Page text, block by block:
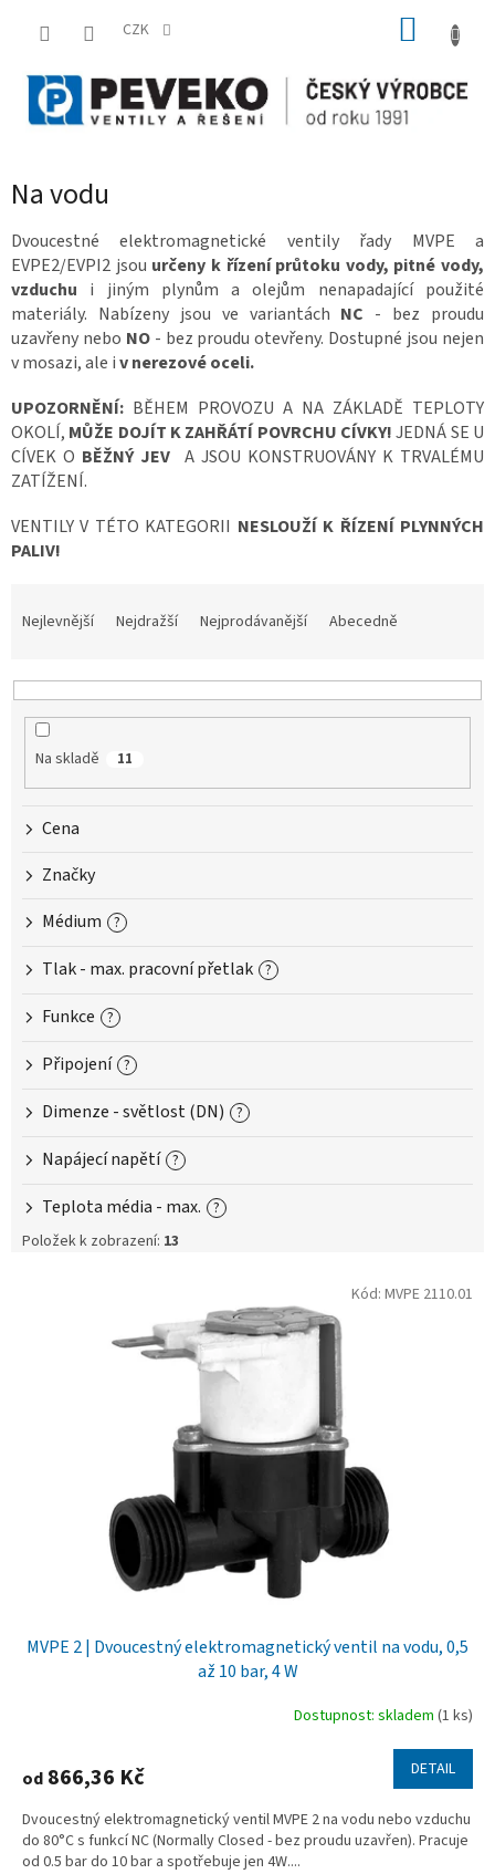
CZK
Na vodu
Dvoucestné elektromagnetické ventily řady MVPE a
EVPE2/EVPI2 jsou určeny k řízeníprůtoku vody, pitné vody,
vzduchu i jiným plynům a olejům nenapadající použité
materiály. Nabízeny jsou ve variantách NC - bez proudu
uzavřeny nebo NO- bez proudu otevřeny. Dostupné jsou nejen
v mosazi, ale iv nerezové oceli.
UPOZORNĚNÍ: BĚHEM PROVOZU A NA ZÁKLADĚ TEPLOTY
OKOLÍ, MŮŽE DOJÍT K ZAHŘÁTÍ POVRCHU CÍVKY!JEDNÁ SE U
CÍVEK O BĚŽNÝ JEV A JSOU KONSTRUOVÁNY K TRVALÉMU
ZATÍŽENÍ.
VENTILY V TÉTO KATEGORII NESLOUŽÍ K ŘÍZENÍ PLYNNÝCH
PALIV!
n
Nejlevnější Nejdražší Nejprodávanější Abecedně
Na skladě 11
Cena
Značky
Médium ?
Tlak - max. pracovní přetlak ?
Funkce ?
Připojení ?
Dimenze - světlost (DN) ?
Napájecí napětí ?
Teplota média - max. ?
Položek k zobrazení: 13
MVPE 2 | Dvoucestný elektromagnetický ventil na vodu, 0,5
až 10 bar, 4 W
Dostupnost: skladem (1 ks)
od 866,36 Kč DETAIL
Dvoucestný elektromagnetický ventil MVPE 2 na vodu nebo vzduchu
do 80°C s funkcí NC (Normally Closed - bez proudu uzavřen). Pracuje
od 0.5 bar do 10 bar a spotřebuje jen 4W....
Kód: MVPE 2110.01